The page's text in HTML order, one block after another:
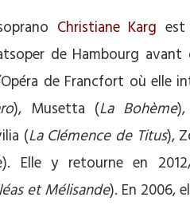
Christiane Karg
de Hambourg avant
de Francfort où elle
), Musetta (La Bohème
(La Clémence de Titus),
Elle y retourne en
et Mélisande). En 2006,